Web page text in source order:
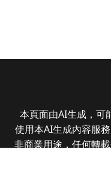
本頁面由AI生成，可
使用本AI生成內容服
非商業用途，任何轉